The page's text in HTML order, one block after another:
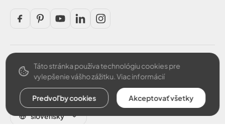
slovensky
Bezpečná platba
Táto stránka používa technológiu cookies pre
vylepšenie vášho zážitku.Viac informácií
Predvoľby cookies Akceptovať všetky